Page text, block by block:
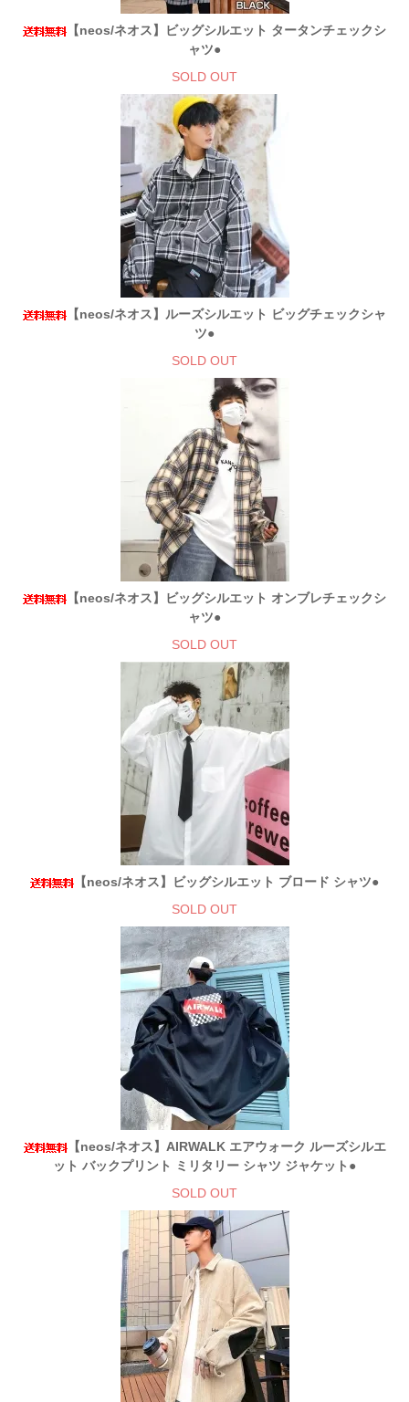
【neos/ネオス】ビッグシルエット タータンチェックシ
ャツ●
SOLD OUT
【neos/ネオス】ルーズシルエット ビッグチェックシャ
ツ●
SOLD OUT
【neos/ネオス】ビッグシルエット オンブレチェックシ
ャツ●
SOLD OUT
【neos/ネオス】ビッグシルエット ブロード シャツ●
SOLD OUT
【neos/ネオス】AIRWALK エアウォーク ルーズシルエ
ット バックプリント ミリタリー シャツ ジャケット●
SOLD OUT